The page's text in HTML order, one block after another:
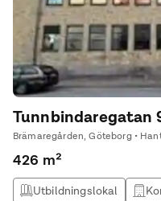
Tunnbindaregatan
Brämaregården, Göteborg •
426 m²
Utbildningslokal